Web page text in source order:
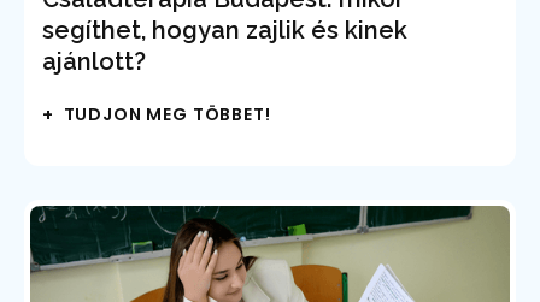
segíthet, hogyan zajlik és kinek
ajánlott?
+ TUDJON MEG TÖBBET!